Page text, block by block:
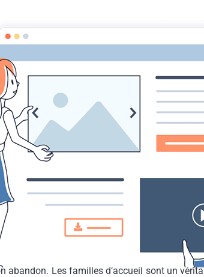
Fées AnimO
d'aide, de défense et de protection animale
Famille d'accueil (FA)
Famille d'accueil
Famille d'Accueil, vous permettez à un
d'être respecté et aimé et de pouvoir
, c’est un foyer aimant, une famille
en attendant de trouver une famille
joue un rôle essentiel pour l’animal
permet à l’animal de profiter de la
abandon. Les familles d’accueil sont un